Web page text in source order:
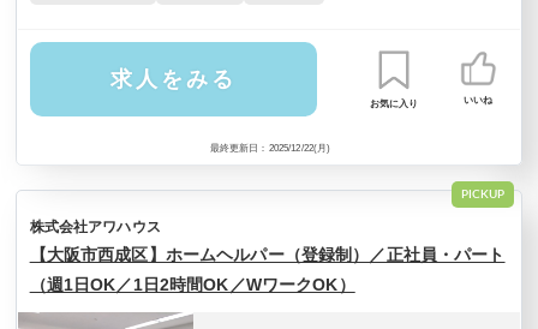
最終更新日：2025/12/22(月)
求人をみる
お気に入り いいね
株式会社アワハウス
PICKUP
【大阪市西成区】ホームヘルパー（登録制）／正社員・パート
（週1日OK／1日2時間OK／WワークOK）